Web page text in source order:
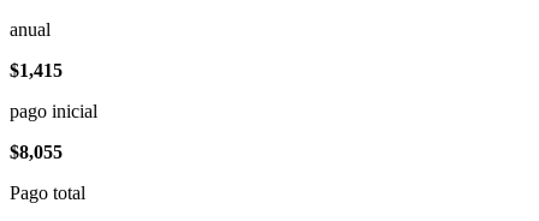
anual
$1,415
pago inicial
$8,055
Pago total